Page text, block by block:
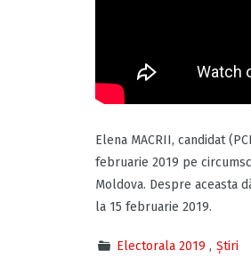
Elena MACRII, candidat
februarie 2019 pe
Moldova. Despre aceasta
la 15 februarie 2019.
Electorala 2019 Știri